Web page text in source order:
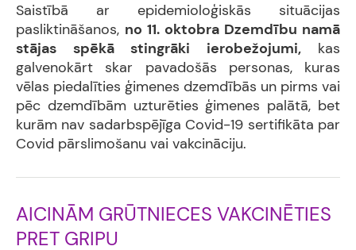
Saistībā ar epidemioloģiskās situācijas
pasliktināšanos, no 11. oktobra Dzemdību namā
stājas spēkā stingrāki ierobežojumi,kas
galvenokārt skar pavadošās personas, kuras
vēlas piedalīties ģimenes dzemdībās un pirms vai
pēc dzemdībām uzturēties ģimenes palātā, bet
kurām nav sadarbspējīga Covid-19 sertifikāta par
Covid pārslimošanu vai vakcināciju.
AICINĀM GRŪTNIECES VAKCINĒTIES
PRET GRIPU